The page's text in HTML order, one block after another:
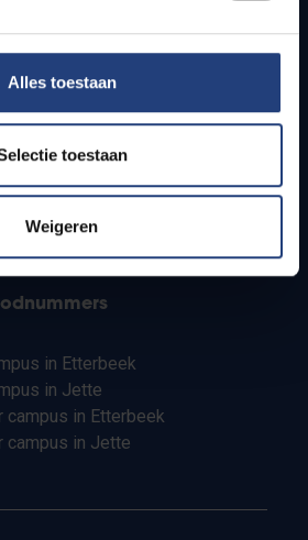
Alles toestaan
toestaan
Weigeren
secundaire scholen
in Etterbeek
in Jette
campus in Etterbeek
campus in Jette